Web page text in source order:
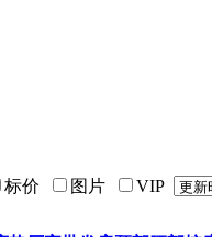
标价 图片 VIP